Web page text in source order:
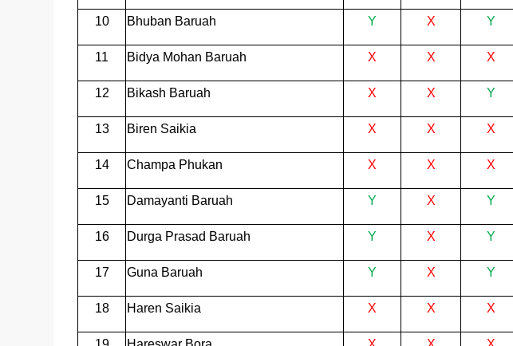
10 Bhuban Baruah Y X Y
11 Bidya Mohan Baruah X X X
12 Bikash Baruah X X Y
13 Biren Saikia X X X
14 Champa Phukan X X X
15 Damayanti Baruah Y X Y
16 Durga Prasad Baruah Y X Y
17 Guna Baruah Y X Y
18 Haren Saikia X X X